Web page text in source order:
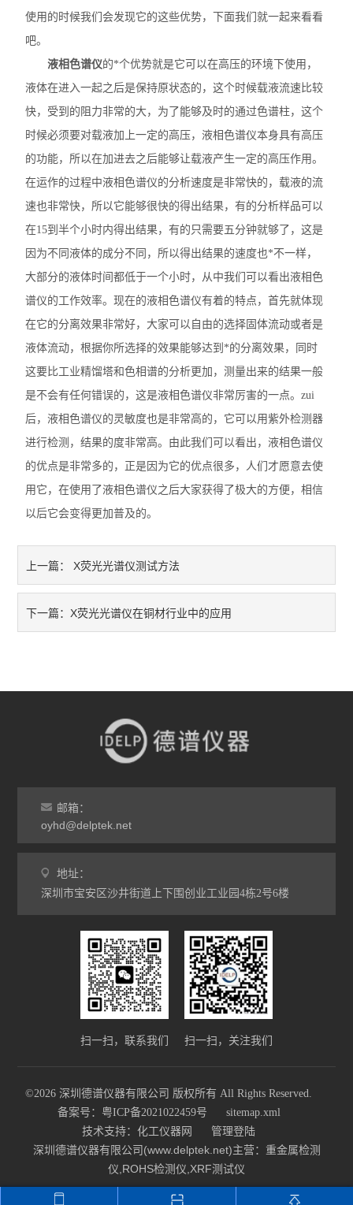
矿石分析仪
元素分析仪
不锈钢分析仪
金属合金分析仪
镀层测厚仪/膜厚仪
口罩设备
气质联用仪
RoHS2.0检测仪
使用的时候我们会发现它的这些优势，下面我们就一起来看看
吧。
液相色谱仪的*个优势就是它可以在高压的环境下使用，
液体在进入一起之后是保持原状态的，这个时候载液流速比较
快，受到的阻力非常的大，为了能够及时的通过色谱柱，这个
时候必须要对载液加上一定的高压，液相色谱仪本身具有高压
的功能，所以在加进去之后能够让载液产生一定的高压作用。
在运作的过程中液相色谱仪的分析速度是非常快的，载液的流
速也非常快，所以它能够很快的得出结果，有的分析样品可以
在15到半个小时内得出结果，有的只需要五分钟就够了，这是
因为不同液体的成分不同，所以得出结果的速度也*不一样，
大部分的液体时间都低于一个小时，从中我们可以看出液相色
谱仪的工作效率。现在的液相色谱仪有着的特点，首先就体现
在它的分离效果非常好，大家可以自由的选择固体流动或者是
液体流动，根据你所选择的效果能够达到*的分离效果，同时
这要比工业精馏塔和色相谱的分析更加，测量出来的结果一般
是不会有任何错误的，这是液相色谱仪非常厉害的一点。zui
后，液相色谱仪的灵敏度也是非常高的，它可以用紫外检测器
进行检测，结果的度非常高。由此我们可以看出，液相色谱仪
的优点是非常多的，正是因为它的优点很多，人们才愿意去使
用它，在使用了液相色谱仪之后大家获得了极大的方便，相信
以后它会变得更加普及的。
上一篇： X荧光光谱仪测试方法
下一篇：X荧光光谱仪在铜材行业中的应用
邮箱：
oyhd@delptek.net
地址：
深圳市宝安区沙井街道上下围创业工业园4栋2号6楼
扫一扫，联系我们 扫一扫，关注我们
©2026 深圳德谱仪器有限公司 版权所有 All Rights Reserved.
备案号：粤ICP备2021022459号
sitemap.xml
技术支持： 化工仪器网 管理登陆
深圳德谱仪器有限公司(www.delptek.net)主营：重金属检测
仪,ROHS检测仪,XRF测试仪